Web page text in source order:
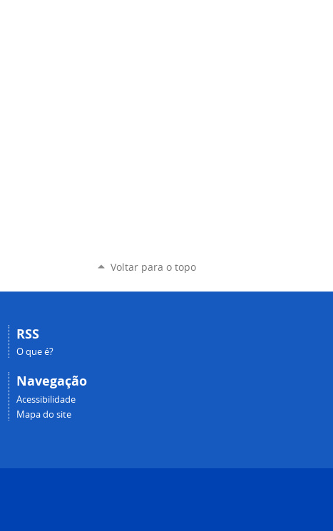
Voltar para o topo
RSS
O que é?
Navegação
Acessibilidade
Mapa do site